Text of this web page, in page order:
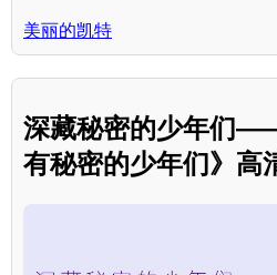
美丽的凯特
深藏秘密的少年们
有秘密的少年们》高